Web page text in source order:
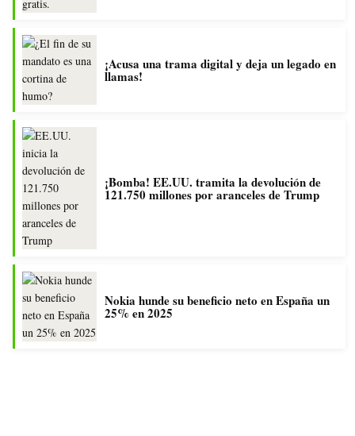
¡Acusa una trama digital y deja un legado en
llamas!
¡Bomba! EE.UU. tramita la devolución de
121.750 millones por aranceles de Trump
Nokia hunde su beneficio neto en España un
25% en 2025